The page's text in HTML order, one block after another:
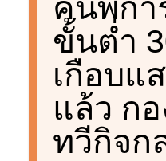
ขั้นต่ำ
เกือบแ
แล้ว ก
ทวีกิจก